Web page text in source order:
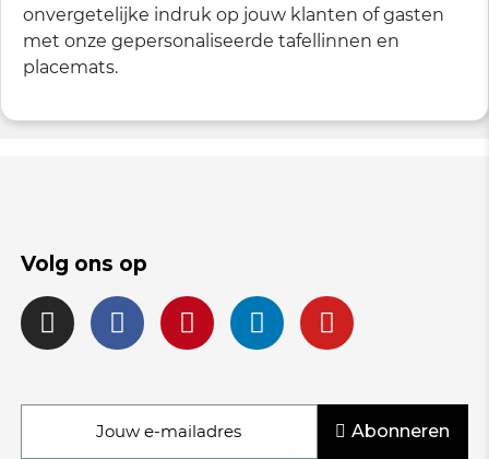
onvergetelijke indruk op jouw klanten of gasten
met onze gepersonaliseerde tafellinnen en
placemats.
Volg ons op
Abonneren